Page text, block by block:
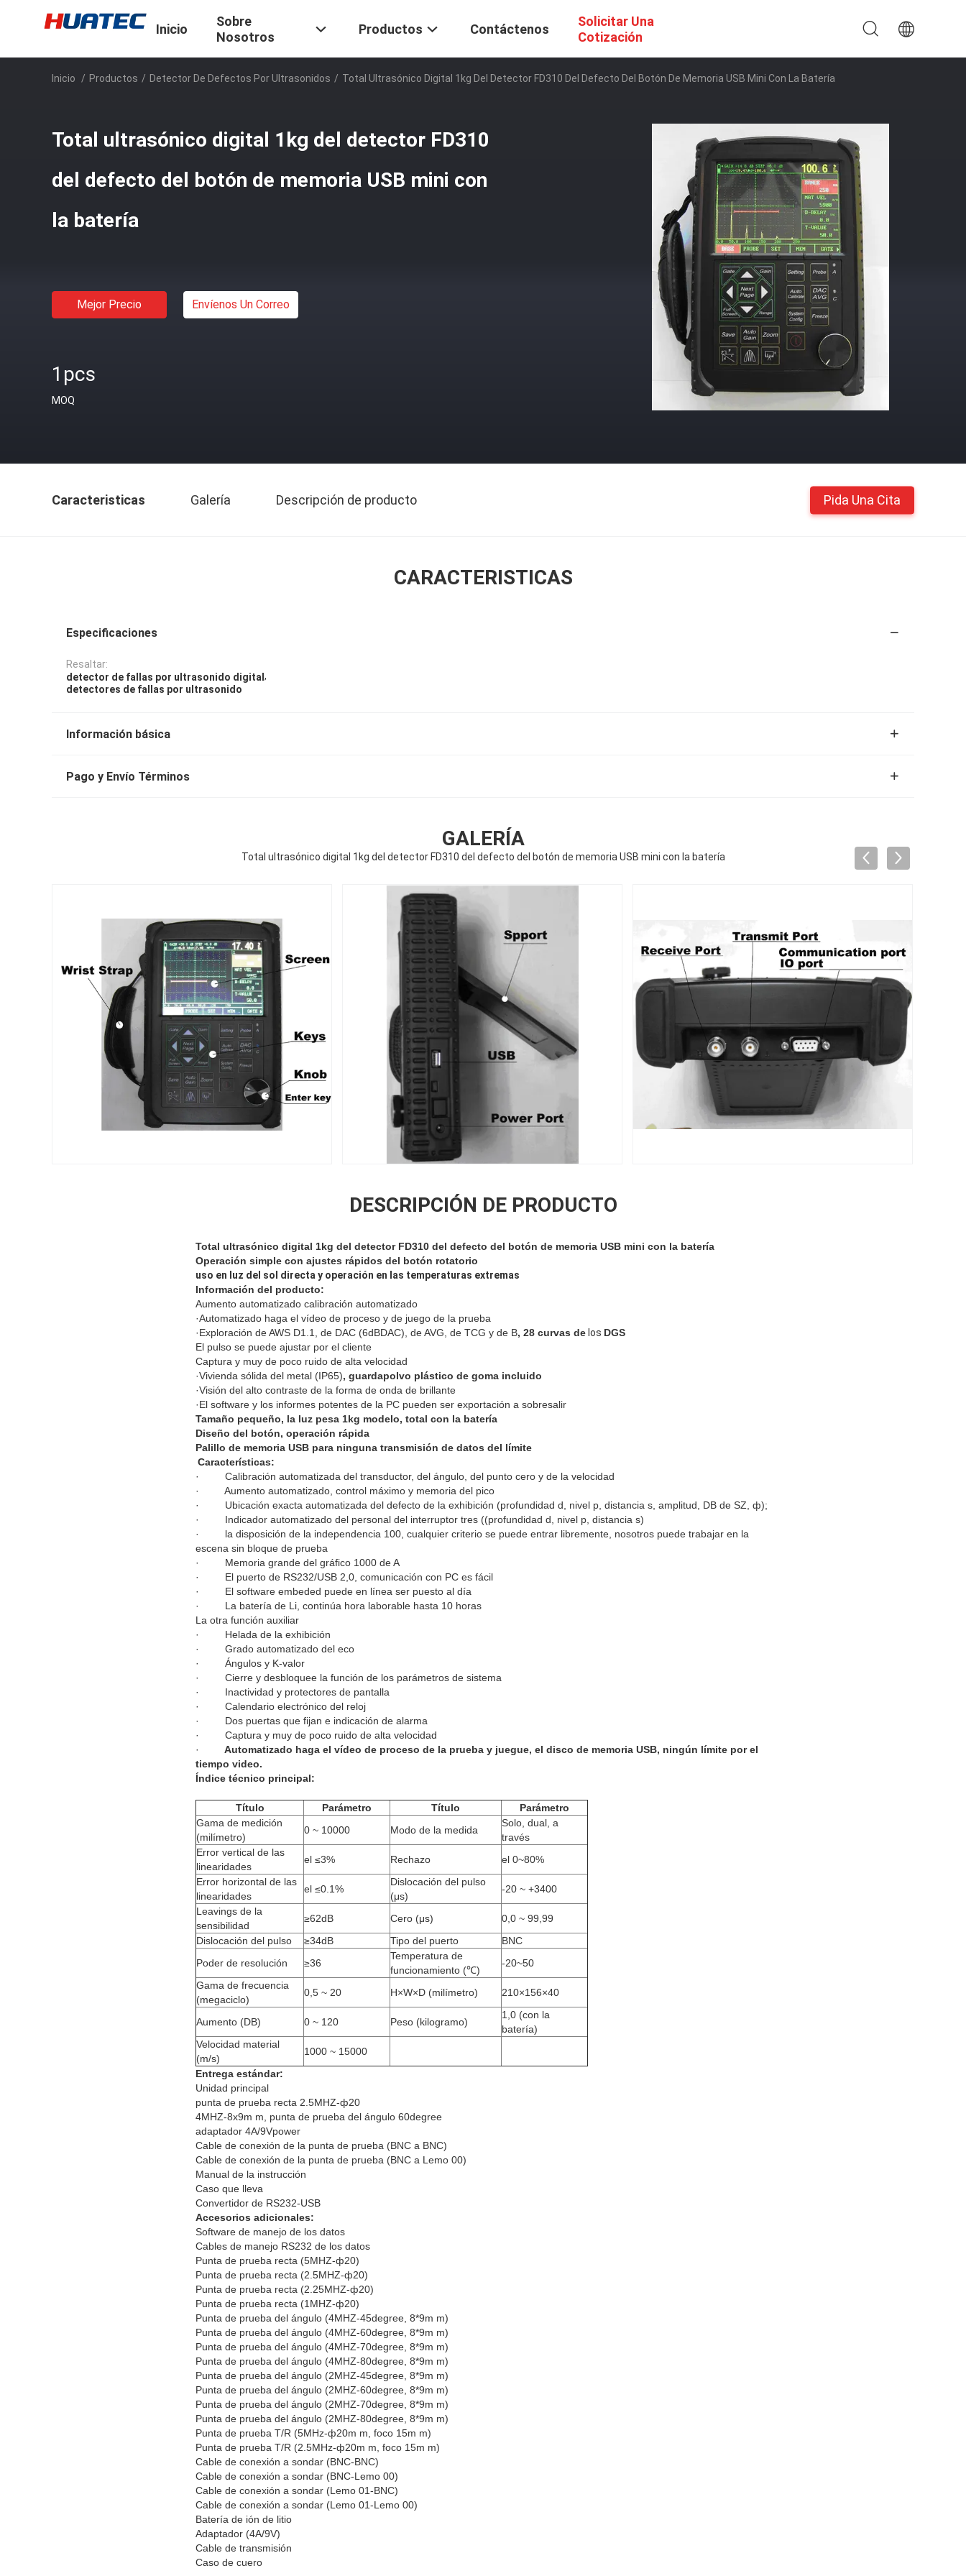
Inicio
Sobre
Nosotros
Productos Contáctenos
Solicitar Una
Cotización
Inicio / Productos / Detector De Defectos Por Ultrasonidos / Total Ultrasónico Digital 1kg Del Detector FD310 Del Defecto Del Botón De Memoria USB Mini Con La Batería
Total ultrasónico digital 1kg del detector FD310
del defecto del botón de memoria USB mini con
la batería
Mejor Precio Envíenos Un Correo
1pcs
MOQ
Caracteristicas Galería Descripción de producto Pida Una Cita
CARACTERISTICAS
Especificaciones
Resaltar:
detector de fallas por ultrasonido digital,
detectores de fallas por ultrasonido
Información básica
Pago y Envío Términos
GALERÍA
Total ultrasónico digital 1kg del detector FD310 del defecto del botón de memoria USB mini con la batería
DESCRIPCIÓN DE PRODUCTO
Total ultrasónico digital 1kg del detector FD310 del defecto del botón de memoria USB mini con la batería
Operación simple con ajustes rápidos del botón rotatorio
uso en luz del sol directa y operación en las temperaturas extremas
Información del producto:
Aumento automatizado calibración automatizado
·Automatizado haga el vídeo de proceso y de juego de la prueba
·Exploración de AWS D1.1, de DAC (6dBDAC), de AVG, de TCG y de B, 28 curvas de los DGS
El pulso se puede ajustar por el cliente
Captura y muy de poco ruido de alta velocidad
·Vivienda sólida del metal (IP65), guardapolvo plástico de goma incluido
·Visión del alto contraste de la forma de onda de brillante
·El software y los informes potentes de la PC pueden ser exportación a sobresalir
Tamaño pequeño, la luz pesa 1kg modelo, total con la batería
Diseño del botón, operación rápida
Palillo de memoria USB para ninguna transmisión de datos del límite
Características:
· Calibración automatizada del transductor, del ángulo, del punto cero y de la velocidad
· Aumento automatizado, control máximo y memoria del pico
· Ubicación exacta automatizada del defecto de la exhibición (profundidad d, nivel p, distancia s, amplitud, DB de SZ, ф);
· Indicador automatizado del personal del interruptor tres ((profundidad d, nivel p, distancia s)
· la disposición de la independencia 100, cualquier criterio se puede entrar libremente, nosotros puede trabajar en la
escena sin bloque de prueba
· Memoria grande del gráfico 1000 de A
· El puerto de RS232/USB 2,0, comunicación con PC es fácil
· El software embeded puede en línea ser puesto al día
· La batería de Li, continúa hora laborable hasta 10 horas
La otra función auxiliar
· Helada de la exhibición
· Grado automatizado del eco
· Ángulos y K-valor
· Cierre y desbloquee la función de los parámetros de sistema
· Inactividad y protectores de pantalla
· Calendario electrónico del reloj
· Dos puertas que fijan e indicación de alarma
· Captura y muy de poco ruido de alta velocidad
·
Automatizado haga el vídeo de proceso de la prueba y juegue, el disco de memoria USB, ningún límite por el
tiempo video.
Índice técnico principal:
Título Parámetro Título
Parámetro
Gama de medición
(milímetro)
0 ~ 10000 Modo de la medida
Solo, dual, a
través
Error vertical de las
linearidades
el ≤3% Rechazo
el 0~80%
Error horizontal de las
linearidades
el ≤0.1%
Dislocación del pulso
(μs)
-20 ~ +3400
Leavings de la
sensibilidad
≥62dB Cero (μs)
0,0 ~ 99,99
Dislocación del pulso
≥34dB Tipo del puerto
BNC
Poder de resolución
≥36
Temperatura de
funcionamiento (℃)
-20~50
Gama de frecuencia
(megaciclo)
0,5 ~ 20 H×W×D (milímetro) 210×156×40
Aumento (DB) 0 ~ 120 Peso (kilogramo)
1,0 (con la
batería)
Velocidad material
(m/s)
1000 ~ 15000
Entrega estándar:
Unidad principal
punta de prueba recta 2.5MHZ-ф20
4MHZ-8x9m m, punta de prueba del ángulo 60degree
adaptador 4A/9Vpower
Cable de conexión de la punta de prueba (BNC a BNC)
Cable de conexión de la punta de prueba (BNC a Lemo 00)
Manual de la instrucción
Caso que lleva
Convertidor de RS232-USB
Accesorios adicionales:
Software de manejo de los datos
Cables de manejo RS232 de los datos
Punta de prueba recta (5MHZ-ф20)
Punta de prueba recta (2.5MHZ-ф20)
Punta de prueba recta (2.25MHZ-ф20)
Punta de prueba recta (1MHZ-ф20)
Punta de prueba del ángulo (4MHZ-45degree, 8*9m m)
Punta de prueba del ángulo (4MHZ-60degree, 8*9m m)
Punta de prueba del ángulo (4MHZ-70degree, 8*9m m)
Punta de prueba del ángulo (4MHZ-80degree, 8*9m m)
Punta de prueba del ángulo (2MHZ-45degree, 8*9m m)
Punta de prueba del ángulo (2MHZ-60degree, 8*9m m)
Punta de prueba del ángulo (2MHZ-70degree, 8*9m m)
Punta de prueba del ángulo (2MHZ-80degree, 8*9m m)
Punta de prueba T/R (5MHz-ф20m m, foco 15m m)
Punta de prueba T/R (2.5MHz-ф20m m, foco 15m m)
Cable de conexión a sondar (BNC-BNC)
Cable de conexión a sondar (BNC-Lemo 00)
Cable de conexión a sondar (Lemo 01-BNC)
Cable de conexión a sondar (Lemo 01-Lemo 00)
Batería de ión de litio
Adaptador (4A/9V)
Cable de transmisión
Caso de cuero